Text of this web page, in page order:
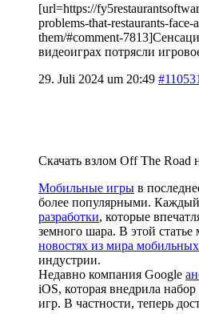
[url=https://
problems-that-restaurants-
them/#comment-
видеоиграх потрясли
29. Juli 2024 um 20:49 #110531
Скачать взлом Off The Road
Мобильные игры в
более популярными.
разработки, которые
земного шара. В этой
новостях из мира
индустрии.
Недавно компания Google
iOS, которая внедрила
игр. В частности, теперь